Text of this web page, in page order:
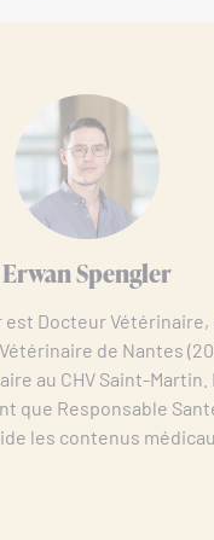
Erwan Spengler
est Docteur Vétérinaire,
de Nantes
au CHV Saint-Martin.
que Responsable
les contenus